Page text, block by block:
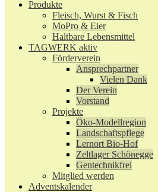
Produkte
Fleisch, Wurst & Fisch
MoPro & Eier
Haltbare Lebensmittel
TAGWERK aktiv
Förderverein
Ansprechpartner
Vielen Dank
Der Verein
Vorstand
Projekte
Öko-Modellregion
Landschaftspflege
Lernort Bio-Hof
Zeltlager Schönegge
Gentechnikfrei
Mitglied werden
Adventskalender